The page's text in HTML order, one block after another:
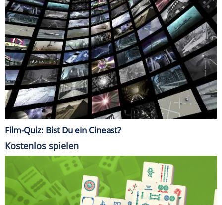
Film-Quiz: Bist Du ein Cineast?
Kostenlos spielen